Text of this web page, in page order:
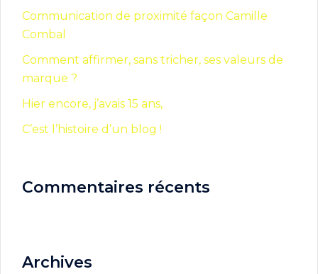
Communication de proximité façon Camille
Combal
Comment affirmer, sans tricher, ses valeurs de
marque ?
Hier encore, j’avais 15 ans,
C’est l’histoire d’un blog !
Commentaires récents
Archives